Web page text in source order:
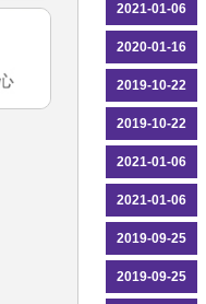
2021-01-06
2020-01-16
2019-10-22
2019-10-22
2021-01-06
2021-01-06
2019-09-25
2019-09-25